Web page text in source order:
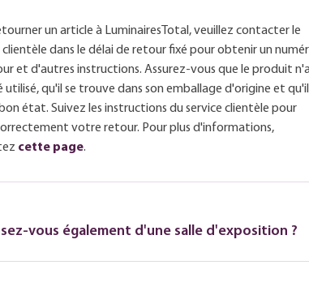
un article à LuminairesTotal, veuillez contacter le
clientèle dans le délai de retour fixé pour obtenir un
et d'autres instructions. Assurez-vous que le produit
utilisé, qu'il se trouve dans son emballage d'origine et qu'il
état. Suivez les instructions du service clientèle pour
votre retour. Pour plus d'informations,
cette page.
vous également d'une salle d'exposition ?